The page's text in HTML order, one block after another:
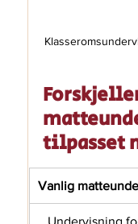
tilpasset
Vanlig
Undervisning